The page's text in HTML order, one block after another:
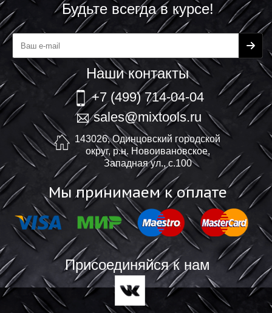
Будьте всегда в курсе!
Наши контакты
+7 (499) 714-04-04
sales@mixtools.ru
143026, Одинцовский городской
округ, р.н. Новоивановское,
Западная ул., с.100
Мы принимаем к оплате
Присоединяйся к нам